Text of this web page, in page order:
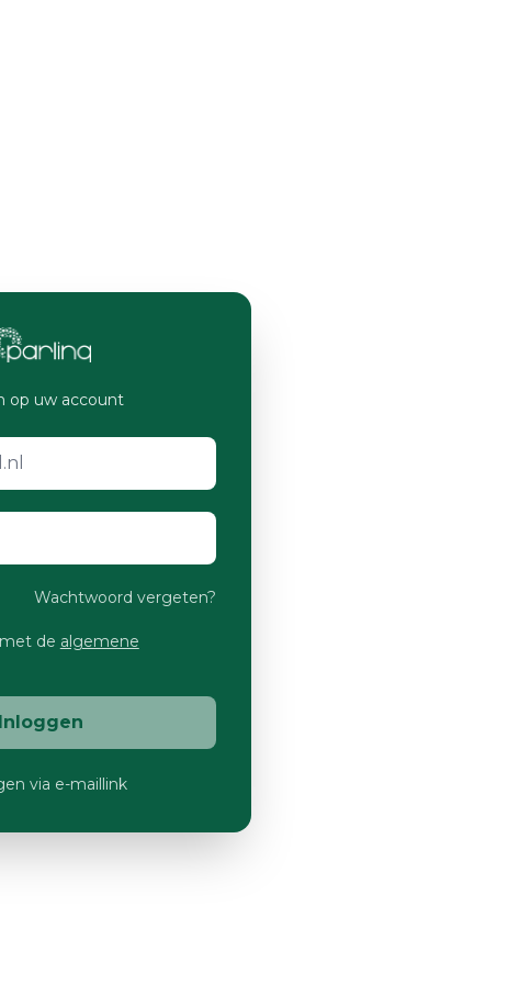
op uw account
Wachtwoord vergeten?
de algemene
Inloggen
via e-maillink